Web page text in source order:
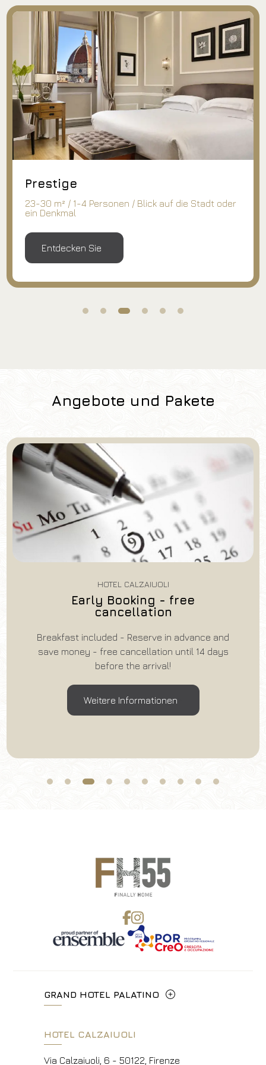
Junior Suite
Angebote und Pakete
HOTEL CALZAIUOLI
Silvesterpaket mit
Abendessen und Brunch
Paket mit Abendessen am 31. Dezember und
Brunch am 1. Januar inklusive
Weitere Informationen
GRAND HOTEL PALATINO
+39 06 4814927
HOTEL CALZAIUOLI
Via Calzaiuoli, 6 - 50122, Firenze